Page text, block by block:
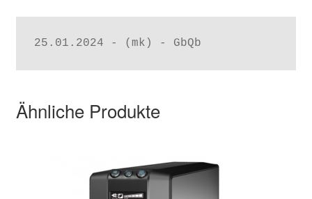
25.01.2024 - (mk) - GbQb
Ähnliche Produkte